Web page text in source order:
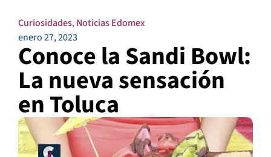
Curiosidades,Noticias Edomex
enero 27, 2023
Conoce la Sandi Bowl:
La nueva sensación
en Toluca